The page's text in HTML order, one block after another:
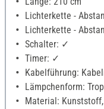
Lichterkette -
Lichterkette -
Schalter: ✓
Timer: ✓
Kabelführung:
Lämpchenform:
Material: